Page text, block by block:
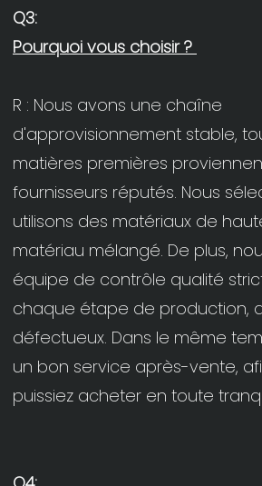
R : Nous avons une chaîne
d'approvisionnement stable,
matières premières
fournisseurs réputés. Nous
utilisons des matériaux de
matériau mélangé. De plus,
équipe de contrôle qualité
chaque étape de production,
défectueux. Dans le même
un bon service après-vente,